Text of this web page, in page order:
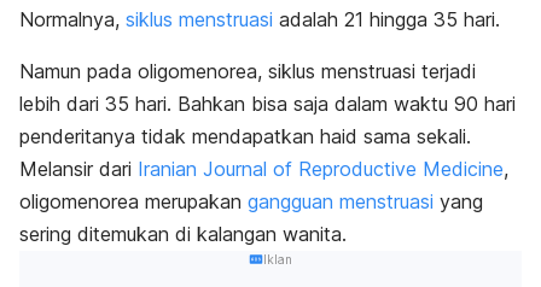
Normalnya, siklus menstruasi adalah 21 hingga 35 hari.
Namun pada oligomenorea, siklus menstruasi terjadi
lebih dari 35 hari. Bahkan bisa saja dalam waktu 90 hari
penderitanya tidak mendapatkan haid sama sekali.
Melansir dari Iranian Journal of Reproductive Medicine,
oligomenorea merupakan gangguan menstruasi yang
sering ditemukan di kalangan wanita.
Iklan